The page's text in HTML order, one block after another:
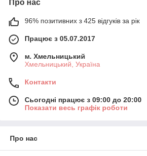
Про нас
96% позитивних з 425 відгуків за рік
Працює з 05.07.2017
м. Хмельницький
Хмельницький, Україна
Контакти
Сьогодні працює з 09:00 до 20:00
Показати весь графік роботи
Про нас